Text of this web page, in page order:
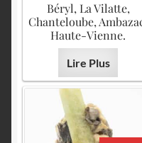
Béryl, La Vilatte,
Chanteloube,
Haute-Vienne.
Lire Plus